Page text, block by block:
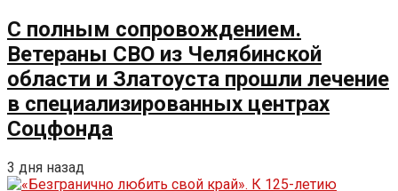
С полным сопровождением.
Ветераны СВО из Челябинской
области и Златоуста прошли лечение
в специализированных центрах
Соцфонда
3 дня назад